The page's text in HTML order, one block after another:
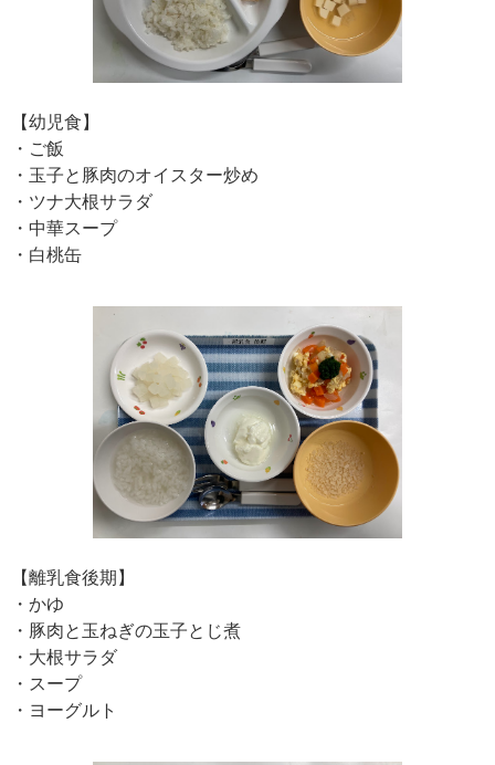
【幼児食】
・ご飯
・玉子と豚肉のオイスター炒め
・ツナ大根サラダ
・中華スープ
・白桃缶
【離乳食後期】
・かゆ
・豚肉と玉ねぎの玉子とじ煮
・大根サラダ
・スープ
・ヨーグルト